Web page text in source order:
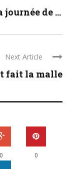
de ...
Next Article
fait la malle
0 0